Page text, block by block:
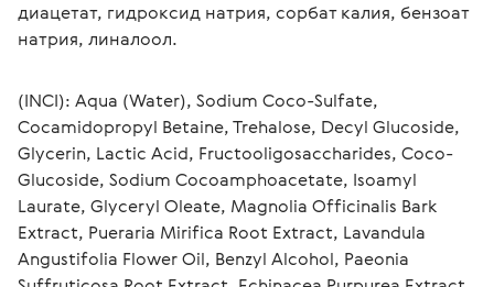
диацетат, гидроксид натрия, сорбат калия, бензоат
натрия, линалоол.
(INCI): Aqua (Water), Sodium Coco-Sulfate,
Cocamidopropyl Betaine, Trehalose, Decyl Glucoside,
Glycerin, Lactic Acid, Fructooligosaccharides, Coco-
Glucoside, Sodium Cocoamphoacetate, Isoamyl
Laurate, Glyceryl Oleate, Magnolia Officinalis Bark
Extract, Pueraria Mirifica Root Extract, Lavandula
Angustifolia Flower Oil, Benzyl Alcohol, Paeonia